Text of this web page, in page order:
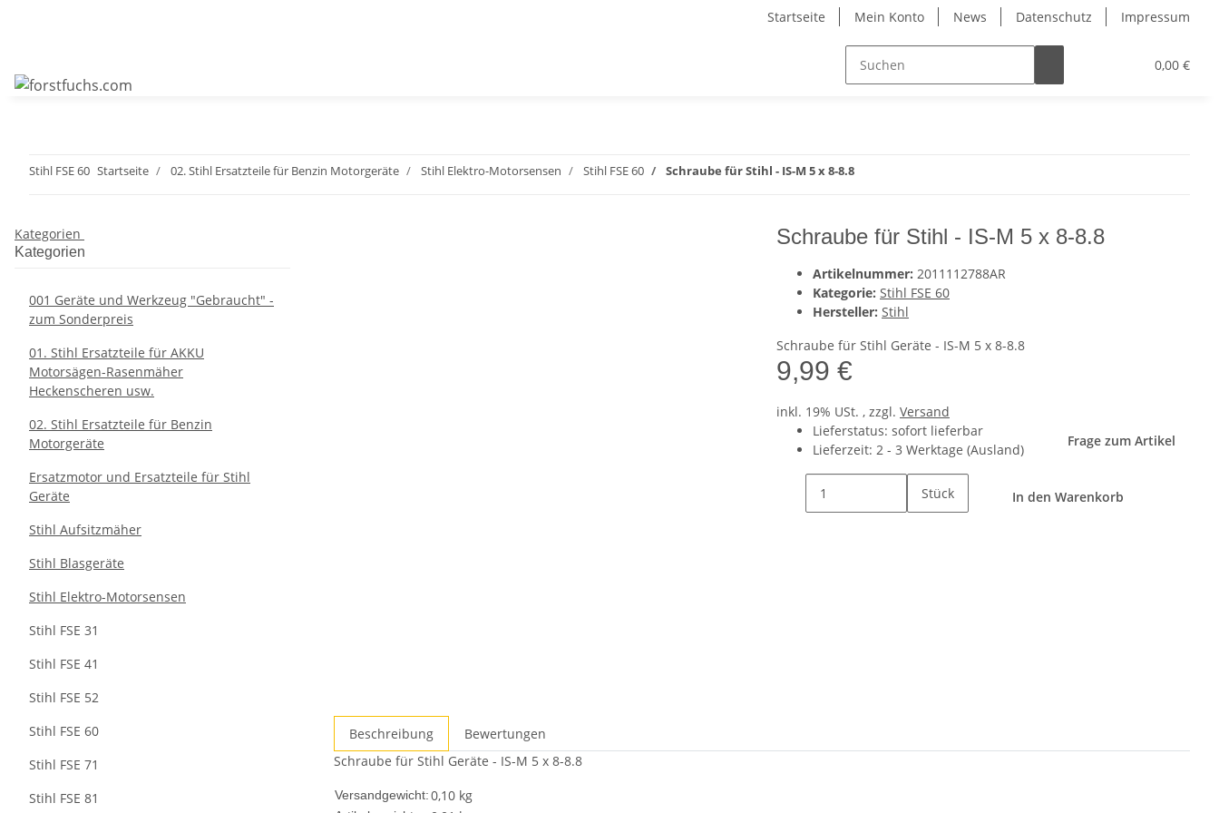
Startseite Mein Konto News Datenschutz Impressum
0,00 €
Stihl FSE 60 Startseite 02. Stihl Ersatzteile für Benzin Motorgeräte Stihl Elektro-Motorsensen Stihl FSE 60 Schraube für Stihl - IS-M 5 x 8-8.8
Schraube für Stihl - IS-M 5 x 8-8.8
Artikelnummer: 2011112788AR
Kategorie: Stihl FSE 60
Hersteller: Stihl
Schraube für Stihl Geräte - IS-M 5 x 8-8.8
9,99 €
inkl. 19% USt. , zzgl. Versand
Lieferstatus: sofort lieferbar
Lieferzeit: 2 - 3 Werktage (Ausland)
Frage zum Artikel
Stück In den Warenkorb
Beschreibung
Bewertungen
Schraube für Stihl Geräte - IS-M 5 x 8-8.8
Versandgewicht:0,10 kg
Kategorien
Kategorien
001 Geräte und Werkzeug "Gebraucht" -
zum Sonderpreis
01. Stihl Ersatzteile für AKKU
Motorsägen-Rasenmäher
Heckenscheren usw.
02. Stihl Ersatzteile für Benzin
Motorgeräte
Ersatzmotor und Ersatzteile für Stihl
Geräte
Stihl Aufsitzmäher
Stihl Blasgeräte
Stihl Elektro-Motorsensen
Stihl FSE 31
Stihl FSE 41
Stihl FSE 52
Stihl FSE 60
Stihl FSE 71
Stihl FSE 81